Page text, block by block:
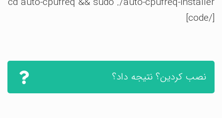
[/code]
نصب کردین؟ نتیجه داد؟